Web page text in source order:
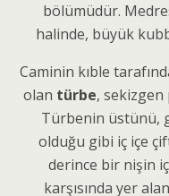
bölümüdür.
halinde, büyük
Caminin kıble
olan türbe, sekizgen
Türbenin üstünü,
olduğu gibi iç içe
derince bir nişin
karşısında yer